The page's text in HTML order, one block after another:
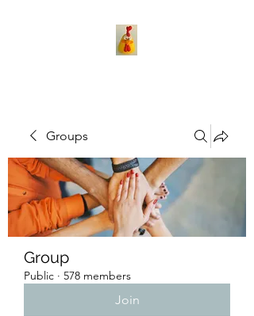
Groups
Group
Public · 578 members
Join